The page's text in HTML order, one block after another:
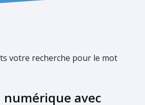
votre recherche pour le mot
avec